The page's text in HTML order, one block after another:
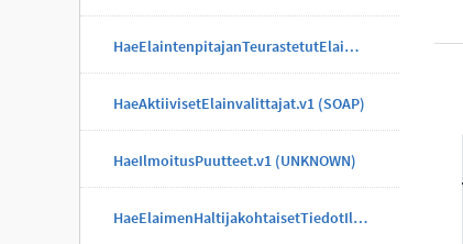
HaeElaintenpitajanTeurastetutElaimet.v1 (UNKNOWN)
HaeAktiivisetElainvalittajat.v1 (SOAP)
HaeIlmoitusPuutteet.v1 (UNKNOWN)
HaeElaimenHaltijakohtaisetTiedotIlmoitus.v1 (UNKNOWN)